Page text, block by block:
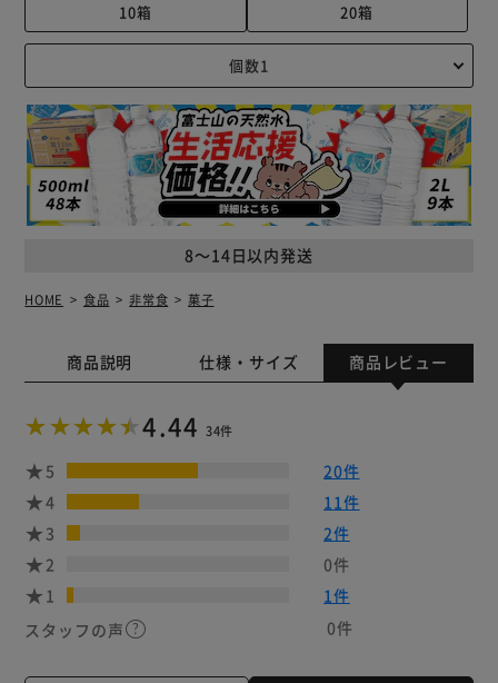
10箱
20箱
8～14日以内発送
HOME 食品 非常食 菓子
商品説明 仕様・サイズ 商品レビュー
4.44 34件
5
20件
4
11件
3
2件
2
0件
1
1件
スタッフの声
0件